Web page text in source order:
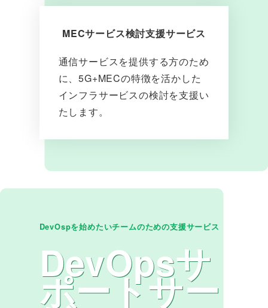
MECサービス検討支援サービス
通信サービスを提供する方のため
に、5G+MECの特徴を活かした
インフラサービスの検討を支援い
たします。
DevOspを始めたいチームのための支援サービス
DevOpsサ
ポートサー